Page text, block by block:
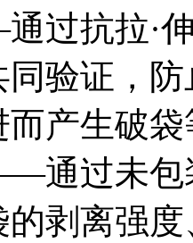
过抗拉·
验证，
而产生破
通过未包
剥离强